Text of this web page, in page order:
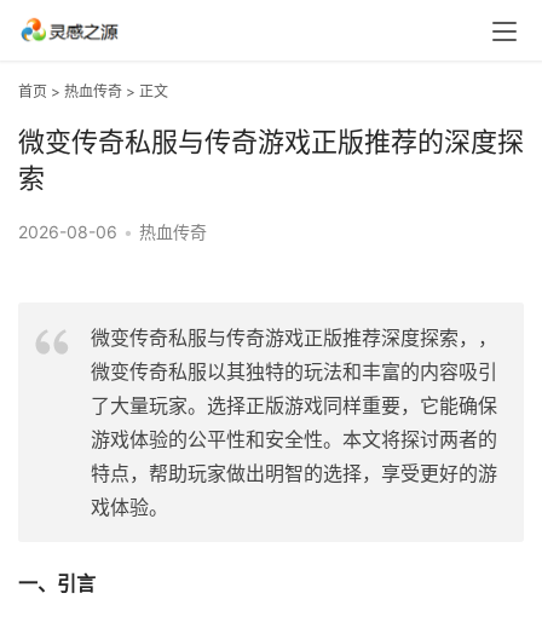
首页 > 热血传奇 > 正文
微变传奇私服与传奇游戏正版推荐的深度探
索
2026-08-06 • 热血传奇
微变传奇私服与传奇游戏正版推荐深度探索，，
微变传奇私服以其独特的玩法和丰富的内容吸引
了大量玩家。选择正版游戏同样重要，它能确保
游戏体验的公平性和安全性。本文将探讨两者的
特点，帮助玩家做出明智的选择，享受更好的游
戏体验。
一、引言